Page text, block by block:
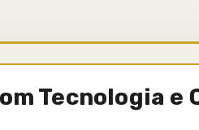
Tecnologia e